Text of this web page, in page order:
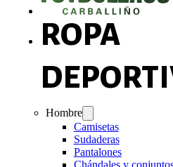
ROPA
Hombre
Camisetas
Sudaderas
Pantalones
Chándales y